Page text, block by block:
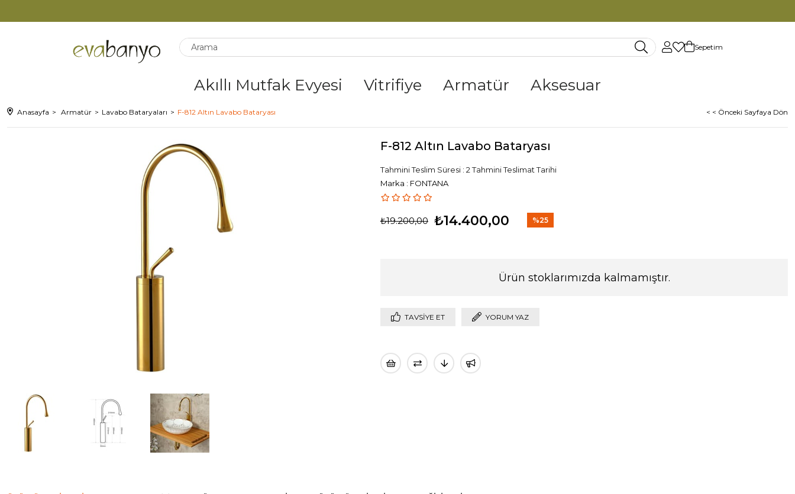
Sepetim
Akıllı Mutfak Evyesi Vitrifiye Armatür Aksesuar
Anasayfa Armatür Lavabo Bataryaları F-812 Altın Lavabo Bataryası < < Önceki Sayfaya Dön
F-812 Altın Lavabo Bataryası
Tahmini Teslim Süresi : 2 Tahmini Teslimat Tarihi
Marka : FONTANA
₺19.200,00 ₺14.400,00 %25
Ürün stoklarımızda kalmamıştır.
TAVSIYE ET YORUM YAZ